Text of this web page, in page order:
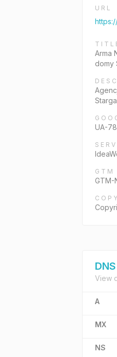
URL
Arma
domy
UA-
GTM
GTM-
DNS
View
A
MX
NS